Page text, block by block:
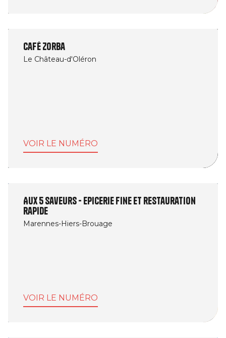
Café Zorba
Le Château-d'Oléron
VOIR LE NUMÉRO
Aux 5 saveurs - Epicerie fine et restauration
rapide
Marennes-Hiers-Brouage
VOIR LE NUMÉRO